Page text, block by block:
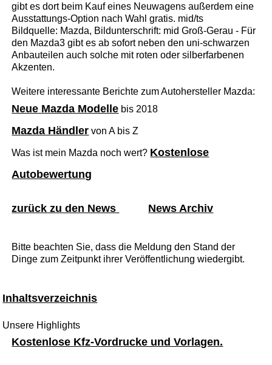
gibt es dort beim Kauf eines Neuwagens außerdem eine
Ausstattungs-Option nach Wahl gratis. mid/ts
Bildquelle: Mazda, Bildunterschrift: mid Groß-Gerau - Für
den Mazda3 gibt es ab sofort neben den uni-schwarzen
Anbauteilen auch solche mit roten oder silberfarbenen
Akzenten.
Weitere interessante Berichte zum Autohersteller Mazda:
Neue Mazda Modelle bis 2018
Mazda Händler von A bis Z
Was ist mein Mazda noch wert? Kostenlose
Autobewertung
zurück zu den News News Archiv
Bitte beachten Sie, dass die Meldung den Stand der
Dinge zum Zeitpunkt ihrer Veröffentlichung wiedergibt.
Inhaltsverzeichnis
Unsere Highlights
Kostenlose Kfz-Vordrucke und Vorlagen.